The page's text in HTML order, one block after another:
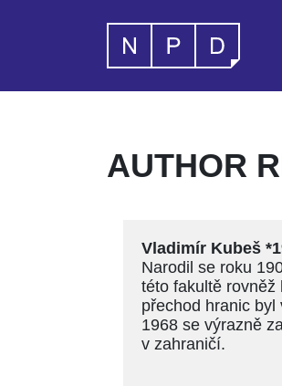
AUTHOR
Vladimír Kubeš
Narodil se roku
této fakultě rovněž
přechod hranic
1968 se výrazně
v zahraničí.